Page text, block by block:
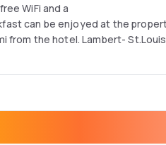
WiFi and a
can be enjoyed at the
from the hotel. Lambert-